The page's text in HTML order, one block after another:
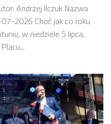
Andrzej Ilczuk Nazwa
2026 Choć jak co roku
w niedziele 5 lipca,